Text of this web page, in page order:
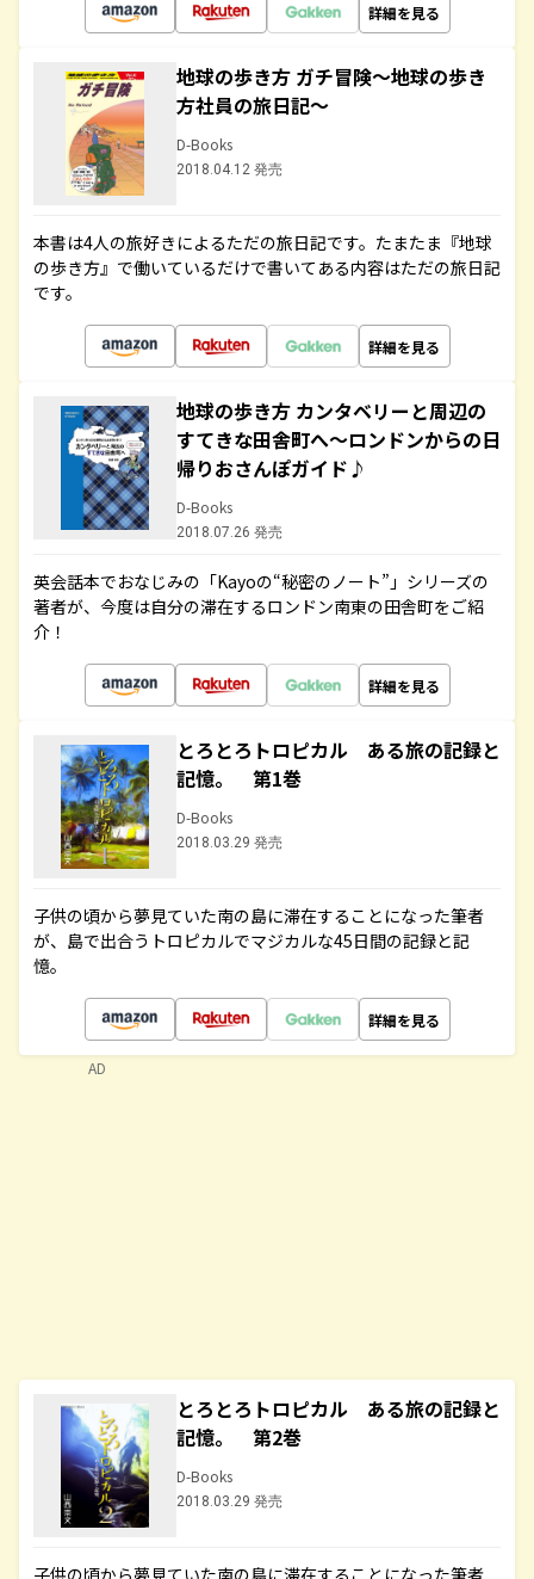
詳細を見る
地球の歩き方 ガチ冒険～地球の歩き
方社員の旅日記～
D-Books
2018.04.12 発売
本書は4人の旅好きによるただの旅日記です。たまたま『地球
の歩き方』で働いているだけで書いてある内容はただの旅日記
です。
詳細を見る
地球の歩き方 カンタベリーと周辺の
すてきな田舎町へ～ロンドンからの日
帰りおさんぽガイド♪
D-Books
2018.07.26 発売
英会話本でおなじみの「Kayoの“秘密のノート”」シリーズの
著者が、今度は自分の滞在するロンドン南東の田舎町をご紹
介！
詳細を見る
とろとろトロピカル ある旅の記録と
記憶。 第1巻
D-Books
2018.03.29 発売
子供の頃から夢見ていた南の島に滞在することになった筆者
が、島で出合うトロピカルでマジカルな45日間の記録と記
憶。
詳細を見る
とろとろトロピカル ある旅の記録と
記憶。 第2巻
D-Books
2018.03.29 発売
子供の頃から夢見ていた南の島に滞在することになった筆者
AD